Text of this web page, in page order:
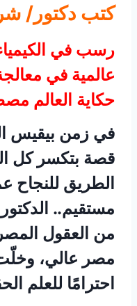
كتب دكتور/
رسب في
عالمية في
حكاية العالم
في زمن بيقيس
قصة بتكسر كل
الطريق
مستقيم..
من العقول
مصر عالي،
احترامًا للعلم